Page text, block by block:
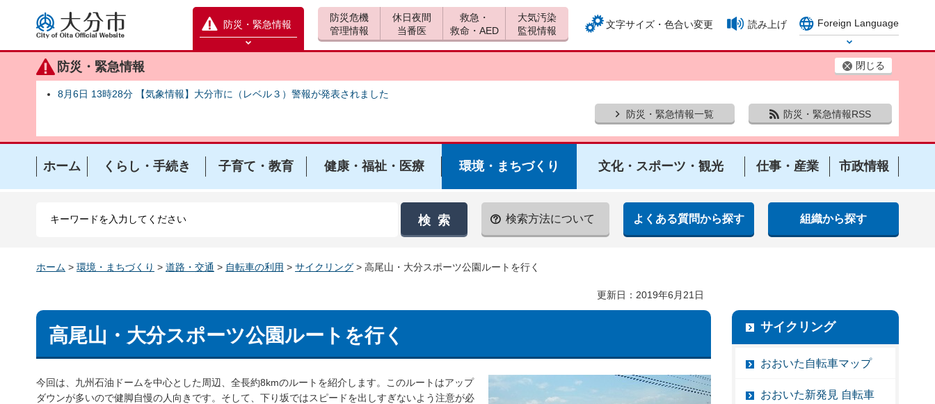
大分市
防災・緊急情報
防災緊急情報を開く
防災・緊急情報 閉じる
8月6日 13時28分 【気象情報】大分市に（レベル３）警報が発表されました
防災・緊急情報一覧
防災・緊急情報RSS
防災危機
管理情報
休日夜間
当番医
救急・
救命・AED
大気汚染
監視情報
文字サイズ・色合い変更 読み上げ
Foreign Language
Select Language
ホーム くらし・手続き 子育て・教育 健康・福祉・医療 環境・まちづくり 文化・スポーツ・観光 仕事・産業 市政情報
検索方法について よくある質問から探す 組織から探す
ホーム > 環境・まちづくり > 道路・交通 > 自転車の利用 > サイクリング > 高尾山・大分スポーツ公園ルートを行く
更新日：2019年6月21日
高尾山・大分スポーツ公園ルートを行く
今回は、九州石油ドームを中心とした周辺、全長約8kmのルートを紹介します。このルートはアップ
ダウンが多いので健脚自慢の人向きです。そして、下り坂ではスピードを出しすぎないよう注意が必
サイクリング
おおいた自転車マップ
おおいた新発見 自転車